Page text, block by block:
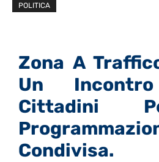
POLITICA
Zona A
Un
Cittadini
Condivisa.